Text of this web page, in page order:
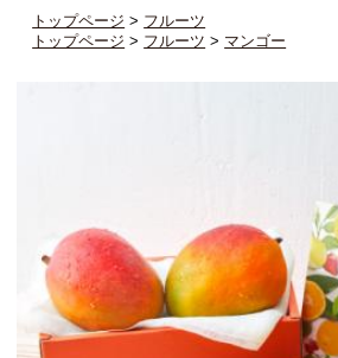
トップページ > フルーツ
トップページ > フルーツ > マンゴー